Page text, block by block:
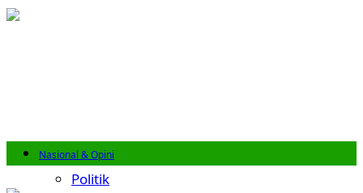
Nasional & Opini
Politik